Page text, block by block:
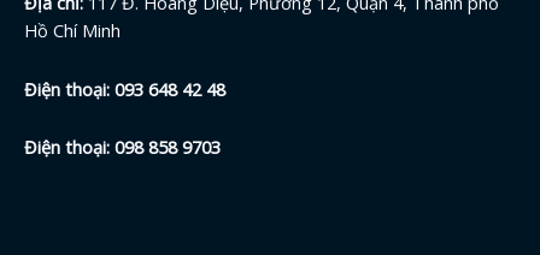
Hồ Chí Minh
Điện thoại: 093 648 42 48
Điện thoại: 098 858 9703